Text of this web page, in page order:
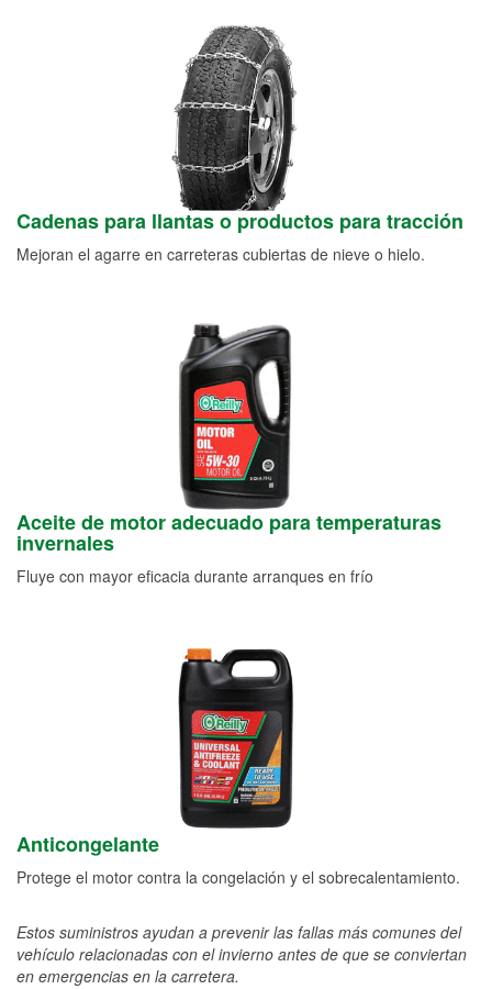
Cadenas para llantas o productos para tracción
Mejoran el agarre en carreteras cubiertas de nieve o hielo.
Aceite de motor adecuado para temperaturas
invernales
Fluye con mayor eficacia durante arranques en frío
Anticongelante
Protege el motor contra la congelación y el sobrecalentamiento.
Estos suministros ayudan a prevenir las fallas más comunes del
vehículo relacionadas con el invierno antes de que se conviertan
en emergencias en la carretera.